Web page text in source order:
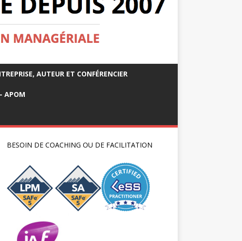
AUTEUR ET CONFÉRENCIER
APOM
BESOIN DE COACHING OU DE FACILITATION